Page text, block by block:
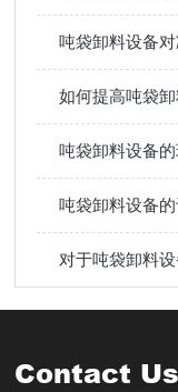
吨袋卸料设备
如何提高吨袋
吨袋卸料设备
吨袋卸料设备
对于吨袋卸料
Contact Us